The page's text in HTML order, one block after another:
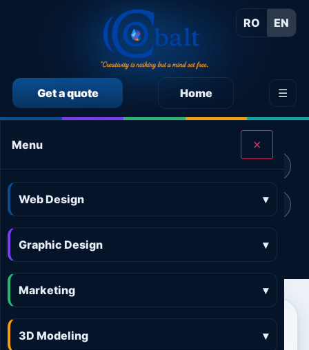
RO EN
Get a quote Home ☰
Menu ✕
Web Design ▾
Graphic Design ▾
Marketing ▾
3D Modeling ▾
CALCULEAZĂ SINGUR PREȚUL SERVICIILOR
Calculator preț Marketing online Calculator preț 3D and AR
Calculator preț Aplicații
Web Design Vulcan site-